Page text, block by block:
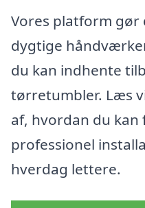
Vores platform
dygtige
du kan indhente
tørretumbler. Læs
af, hvordan du
professionel
hverdag lettere.